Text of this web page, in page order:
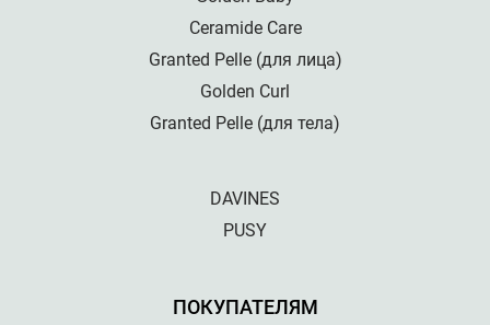
Ceramide Care
Granted Pelle (для лица)
Golden Curl
Granted Pelle (для тела)
DAVINES
PUSY
ПОКУПАТЕЛЯМ